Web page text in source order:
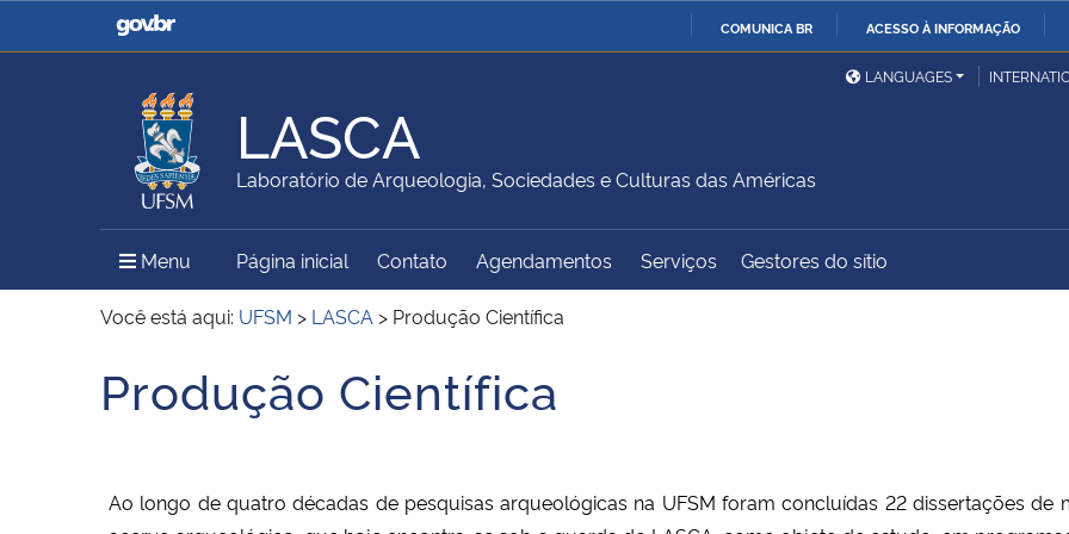
COMUNICA BR ACESSO À INFORMAÇÃO
Casa Civil
Ministério da Justiça e
Ministério da Defesa
Ministério das Relações
Exteriores
Ministério da Agricultura,
Pecuária e Abastecimento
Ministério da Educação
Ministério do Meio Ambiente Ministério do Turismo
Ministério do
Controladoria-Geral da
Secretaria de Governo
Gabinete de Segurança
LANGUAGES
LASCA
Laboratório de Arqueologia, Sociedades e Culturas das Américas
Menu Menu Principal do Sítio
Página inicial Contato Agendamentos Serviços Gestores do sítio
Você está aqui: UFSM > LASCA > Produção Científica
Início do conteúdo
Produção Científica
Ao longo de quatro décadas de pesquisas arqueológicas na UFSM foram concluídas 22 dissertações